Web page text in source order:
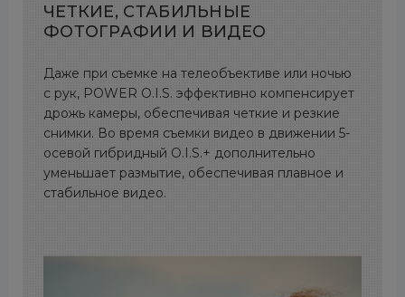
ЧЕТКИЕ, СТАБИЛЬНЫЕ
ФОТОГРАФИИ И ВИДЕО
Даже при съемке на телеобъективе или ночью
с рук, POWER O.I.S. эффективно компенсирует
дрожь камеры, обеспечивая четкие и резкие
снимки. Во время съемки видео в движении 5-
осевой гибридный O.I.S.+ дополнительно
уменьшает размытие, обеспечивая плавное и
стабильное видео.